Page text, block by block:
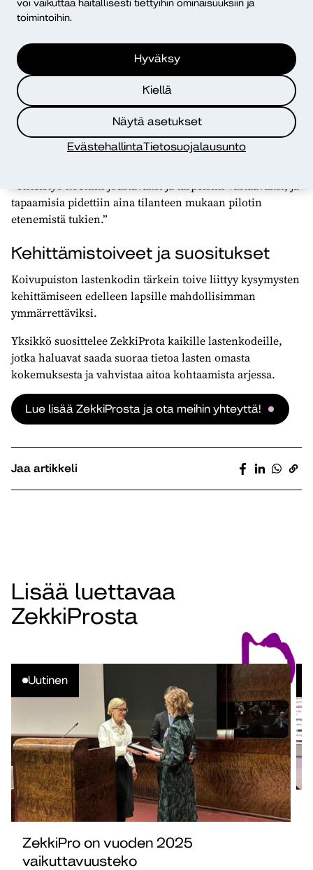
voi vaikuttaa haitallisesti tiettyihin ominaisuuksiin ja
toimintoihin.
Hyväksy
Kiellä
Näytä asetukset
EvästehallintaTietosuojalausunto
Saumaton yhteistyö Diakin
asiantuntijoiden kanssa
Koivupuiston lastenkodin johtaja Annikki Jokinen
kiittelee Diakin tarjoamaa tukea pilotin kaikissa
vaiheissa. Henkilöstölle järjestettiin kertauskoulutuksia ja
tarvittaessa buustaavia ohjaustapaamisia Teamsin kautta.
”Yhteistyö koettiin joustavaksi ja tarpeisiin vastaavaksi, ja
tapaamisia pidettiin aina tilanteen mukaan pilotin
etenemistä tukien.”
Kehittämistoiveet ja suositukset
Koivupuiston lastenkodin tärkein toive liittyy kysymysten
kehittämiseen edelleen lapsille mahdollisimman
ymmärrettäviksi.
Yksikkö suosittelee ZekkiProta kaikille lastenkodeille,
jotka haluavat saada suoraa tietoa lasten omasta
kokemuksesta ja vahvistaa aitoa kohtaamista arjessa.
Lue lisää ZekkiProsta ja ota meihin yhteyttä!
Jaa artikkeli
Lisää luettavaa
ZekkiProsta
Uutinen
ZekkiPro on vuoden 2025
vaikuttavuusteko